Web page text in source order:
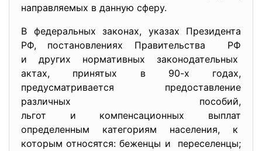
направляемых в данную сферу.
В федеральных законах, указах Президента
РФ, постановлениях Правительства РФ
и других нормативных законодательных
актах, принятых в 90-х годах,
предусматривается предоставление
различных пособий,
льгот и компенсационных выплат
определенным категориям населения, к
которым относятся: беженцы и переселенцы;